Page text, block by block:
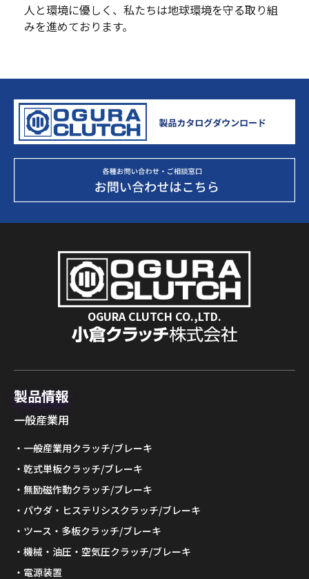
人と環境に優しく、私たちは地球環境を守る取り組
みを進めております。
OGURA CLUTCH CO.,LTD.
製品情報
一般産業用
一般産業用クラッチ/ブレーキ
乾式単板クラッチ/ブレーキ
無励磁作動クラッチ/ブレーキ
パウダ・ヒステリシスクラッチ/ブレーキ
ツース・多板クラッチ/ブレーキ
機械・油圧・空気圧クラッチ/ブレーキ
電源装置